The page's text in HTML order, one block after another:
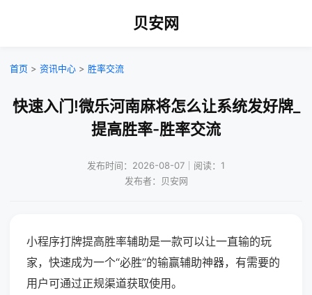
贝安网
首页 > 资讯中心 > 胜率交流
快速入门!微乐河南麻将怎么让系统发好牌_
提高胜率-胜率交流
发布时间：2026-08-07｜阅读：1
发布者：贝安网
小程序打牌提高胜率辅助是一款可以让一直输的玩
家，快速成为一个“必胜”的输赢辅助神器，有需要的
用户可通过正规渠道获取使用。